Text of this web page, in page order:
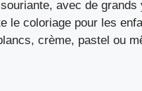
avec de
coloriage pour les
crème, pastel ou